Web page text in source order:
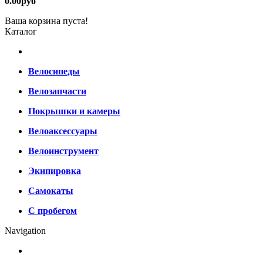
Ваша корзина пуста!
Каталог
Велосипеды
Велозапчасти
Покрышки и камеры
Велоаксессуары
Велоинструмент
Экипировка
Самокаты
С пробегом
Navigation